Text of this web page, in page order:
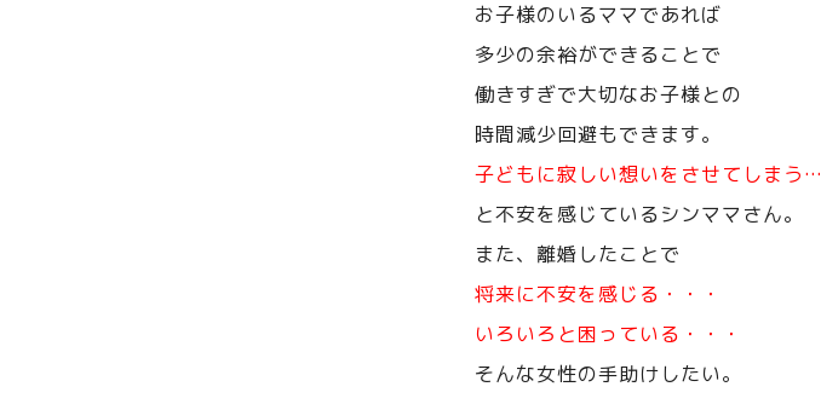
お子様のいるママであれば
多少の余裕ができることで
働きすぎで大切なお子様との
時間減少回避もできます。
子どもに寂しい想いをさせてしまう…
と不安を感じているシンママさん。
また、離婚したことで
将来に不安を感じる・・・
いろいろと困っている・・・
そんな女性の手助けしたい。